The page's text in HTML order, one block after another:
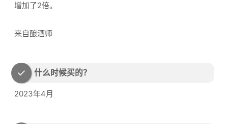
增加了2倍。
来自酿酒师
什么时候买的？
2023年4月